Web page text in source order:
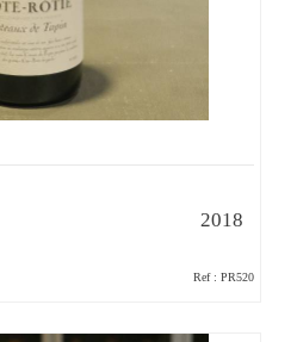
2018
Ref : PR520